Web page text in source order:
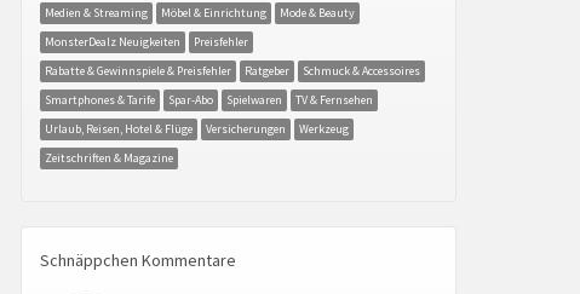
Medien & Streaming
Möbel & Einrichtung
Mode & Beauty
MonsterDealz Neuigkeiten
Preisfehler
Rabatte & Gewinnspiele & Preisfehler
Ratgeber
Schmuck & Accessoires
Smartphones & Tarife
Spar-Abo Spielwaren
TV & Fernsehen
Urlaub, Reisen, Hotel & Flüge
Versicherungen
Werkzeug
Zeitschriften & Magazine
Schnäppchen Kommentare